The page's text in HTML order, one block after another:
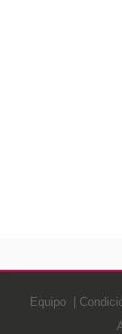
Equipo